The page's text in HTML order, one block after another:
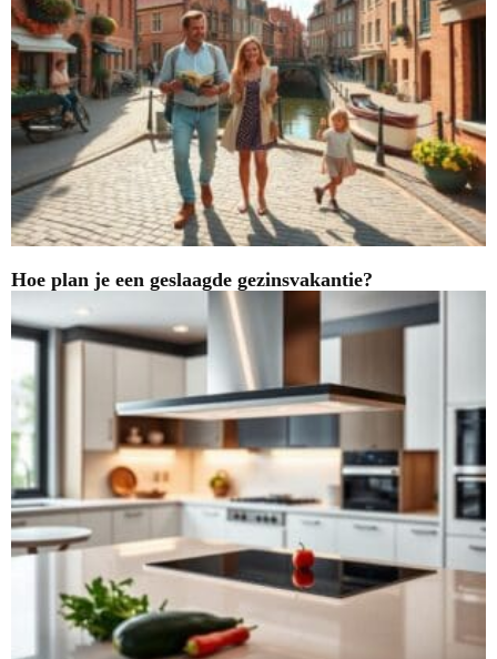
Hoe plan je een geslaagde gezinsvakantie?